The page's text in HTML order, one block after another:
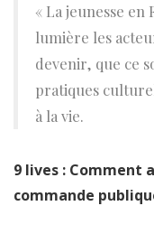
« La jeunesse en
lumière les
devenir, que ce
pratiques
à la vie.
9 lives : Comment
commande